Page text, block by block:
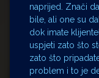
naprijed. Znači
bile, ali one su
dok imate
uspjeti zato što
zato što
problem i to je